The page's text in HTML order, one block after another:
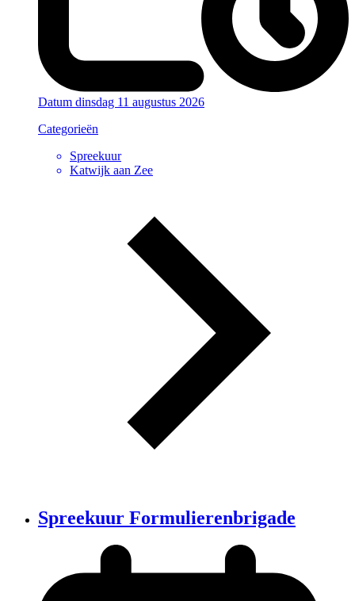
Datum dinsdag 11 augustus 2026
Categorieën
Spreekuur
Katwijk aan Zee
Spreekuur Formulierenbrigade